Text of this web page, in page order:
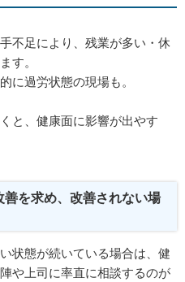
不足により、残業が多い・休
す。
に過労状態の現場も。
と、健康面に影響が出やす
を求め、改善されない場
状態が続いている場合は、健
や上司に率直に相談するのが